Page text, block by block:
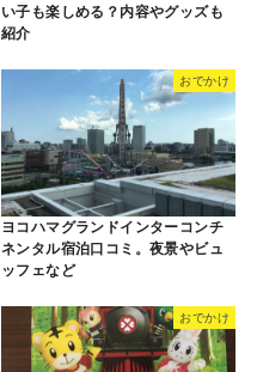
い子も楽しめる？内容やグッズも
紹介
おでかけ
ヨコハマグランドインターコンチ
ネンタル宿泊口コミ。夜景やビュ
ッフェなど
おでかけ